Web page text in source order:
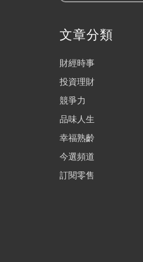
文章分類
財經時事
投資理財
競爭力
品味人生
幸福熟齡
今選頻道
訂閱零售